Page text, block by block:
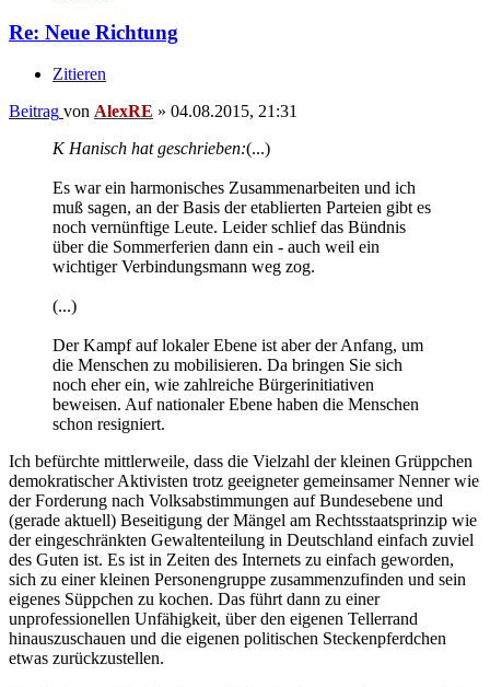
Re: Neue Richtung
Zitieren
Beitrag von AlexRE » 04.08.2015, 21:31
K Hanisch hat geschrieben:(...)
Es war ein harmonisches Zusammenarbeiten und ich
muß sagen, an der Basis der etablierten Parteien gibt es
noch vernünftige Leute. Leider schlief das Bündnis
über die Sommerferien dann ein - auch weil ein
wichtiger Verbindungsmann weg zog.
(...)
Der Kampf auf lokaler Ebene ist aber der Anfang, um
die Menschen zu mobilisieren. Da bringen Sie sich
noch eher ein, wie zahlreiche Bürgerinitiativen
beweisen. Auf nationaler Ebene haben die Menschen
schon resigniert.
Ich befürchte mittlerweile, dass die Vielzahl der kleinen Grüppchen
demokratischer Aktivisten trotz geeigneter gemeinsamer Nenner wie
der Forderung nach Volksabstimmungen auf Bundesebene und
(gerade aktuell) Beseitigung der Mängel am Rechtsstaatsprinzip wie
der eingeschränkten Gewaltenteilung in Deutschland einfach zuviel
des Guten ist. Es ist in Zeiten des Internets zu einfach geworden,
sich zu einer kleinen Personengruppe zusammenzufinden und sein
eigenes Süppchen zu kochen. Das führt dann zu einer
unprofessionellen Unfähigkeit, über den eigenen Tellerrand
hinauszuschauen und die eigenen politischen Steckenpferdchen
etwas zurückzustellen.